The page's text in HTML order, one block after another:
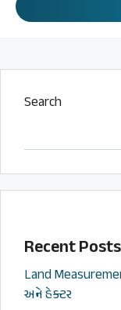
Search
Recent Posts
Land
અને હેક્ટર